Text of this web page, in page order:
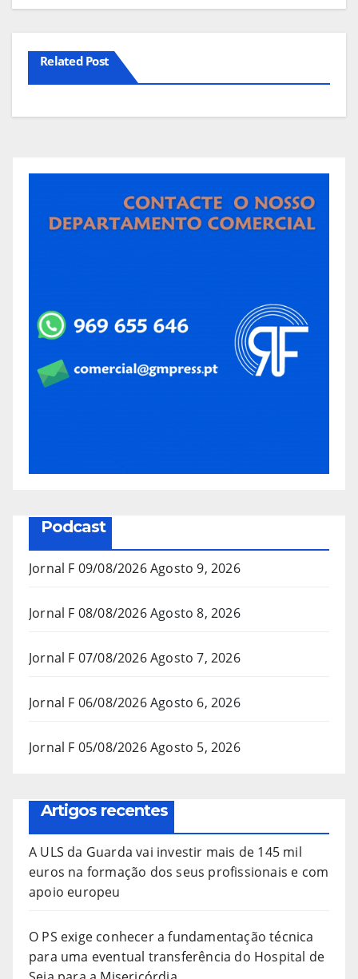
Related Post
Podcast
Jornal F 09/08/2026Agosto 9, 2026
Jornal F 08/08/2026Agosto 8, 2026
Jornal F 07/08/2026Agosto 7, 2026
Jornal F 06/08/2026Agosto 6, 2026
Jornal F 05/08/2026Agosto 5, 2026
Artigos recentes
A ULS da Guarda vai investir mais de 145 mil
euros na formação dos seus profissionais e com
apoio europeu
O PS exige conhecer a fundamentação técnica
para uma eventual transferência do Hospital de